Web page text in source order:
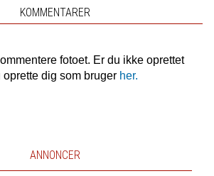
KOMMENTARER
fotoet. Er du ikke oprettet
dig som bruger her.
ANNONCER